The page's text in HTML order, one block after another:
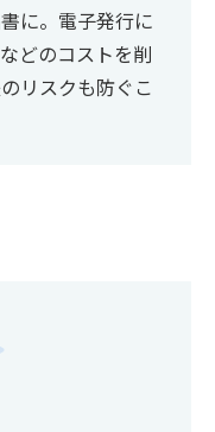
に。電子発行に
どのコストを削
リスクも防ぐこ